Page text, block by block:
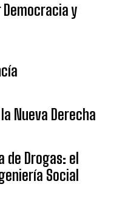
Democracia y
Nueva Derecha
de Drogas: el
Social